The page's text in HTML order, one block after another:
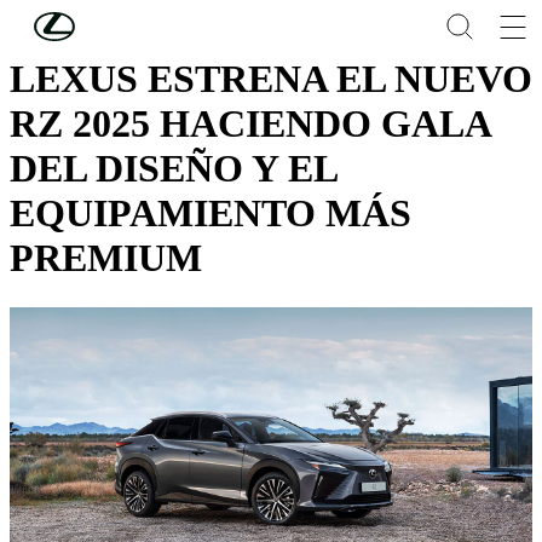
Skip to Main Content
LEXUS ESTRENA EL NUEVO
RZ 2025 HACIENDO GALA
DEL DISEÑO Y EL
EQUIPAMIENTO MÁS
PREMIUM